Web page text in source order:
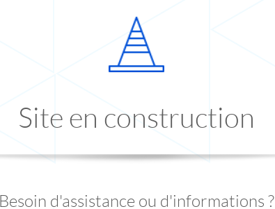
Site en construction
Besoin d'assistance ou d'informations ?